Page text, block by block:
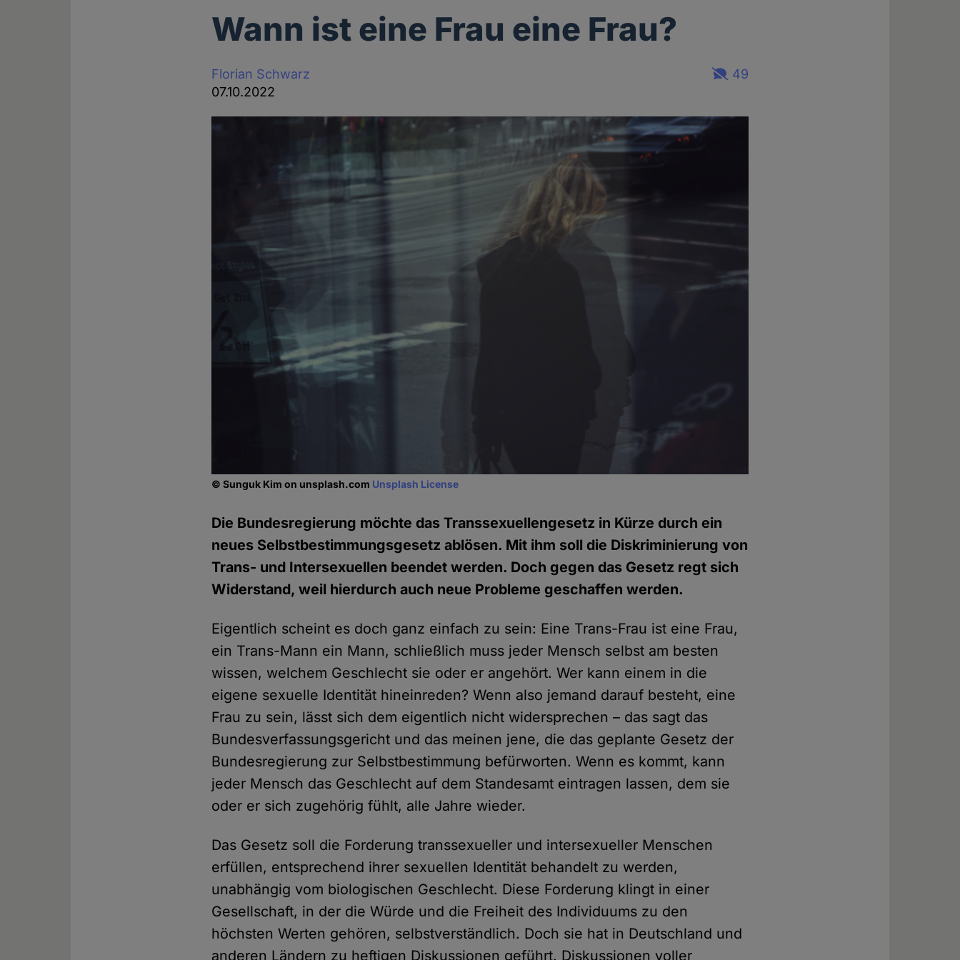
Wann ist eine Frau eine Frau?
Florian Schwarz
07.10.2022
49
© Sunguk Kim on unsplash.com Unsplash License
Die Bundesregierung möchte das Transsexuellengesetz in Kürze durch ein
neues Selbstbestimmungsgesetz ablösen. Mit ihm soll die Diskriminierung von
Trans- und Intersexuellen beendet werden. Doch gegen das Gesetz regt sich
Widerstand, weil hierdurch auch neue Probleme geschaffen werden.
Eigentlich scheint es doch ganz einfach zu sein: Eine Trans-Frau ist eine Frau,
ein Trans-Mann ein Mann, schließlich muss jeder Mensch selbst am besten
wissen, welchem Geschlecht sie oder er angehört. Wer kann einem in die
eigene sexuelle Identität hineinreden? Wenn also jemand darauf besteht, eine
Frau zu sein, lässt sich dem eigentlich nicht widersprechen – das sagt das
Bundesverfassungsgericht und das meinen jene, die das geplante Gesetz der
Bundesregierung zur Selbstbestimmung befürworten. Wenn es kommt, kann
jeder Mensch das Geschlecht auf dem Standesamt eintragen lassen, dem sie
oder er sich zugehörig fühlt, alle Jahre wieder.
Das Gesetz soll die Forderung transsexueller und intersexueller Menschen
erfüllen, entsprechend ihrer sexuellen Identität behandelt zu werden,
unabhängig vom biologischen Geschlecht. Diese Forderung klingt in einer
Gesellschaft, in der die Würde und die Freiheit des Individuums zu den
höchsten Werten gehören, selbstverständlich. Doch sie hat in Deutschland und
anderen Ländern zu heftigen Diskussionen geführt. Diskussionen voller